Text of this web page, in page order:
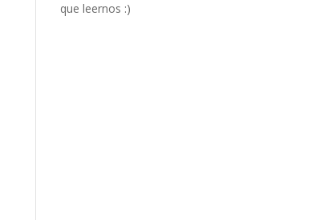
que leernos :)